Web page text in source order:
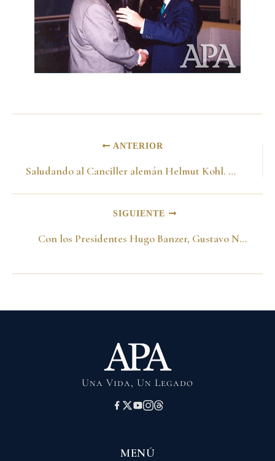
ANTERIOR
Saludando al Canciller alemán Helmut Kohl. Bogotá 30 de marzo de 1998
SIGUIENTE
Con los Presidentes Hugo Banzer, Gustavo Noboa, Alberto Fujimori y Hugo Chavez en la Cumbre Andina. Lima-Perú 09 de junio del 2000
Una Vida, Un Legado
MENÚ